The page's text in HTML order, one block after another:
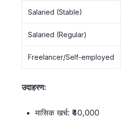
Salaried (Stable)
Salaried (Regular)
Freelancer/Self-employed
उदाहरण:
मासिक खर्च: ₹40,000